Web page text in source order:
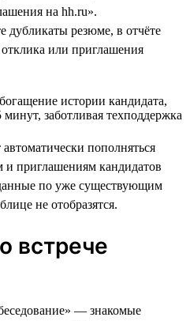
на hh.ru».
дубликаты резюме, в отчёте
отклика или приглашения
пополняться
приглашениям кандидатов
по уже существующим
не отобразятся.
встрече
— знакомые